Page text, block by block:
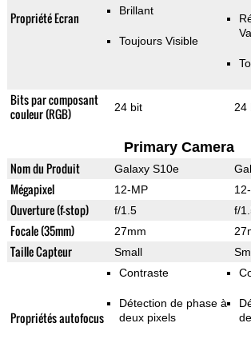
Propriété Ecran Brillant
Toujours Visible
Bits par composant
couleur (RGB)
24 bit 24
Primary Camera
Nom du Produit Galaxy S10e
Mégapixel 12-MP
Ouverture (f-stop) f/1.5 f/
Focale (35mm) 27mm
Taille Capteur Small
Propriétés autofocus
Contraste
Détection de phase à
deux pixels